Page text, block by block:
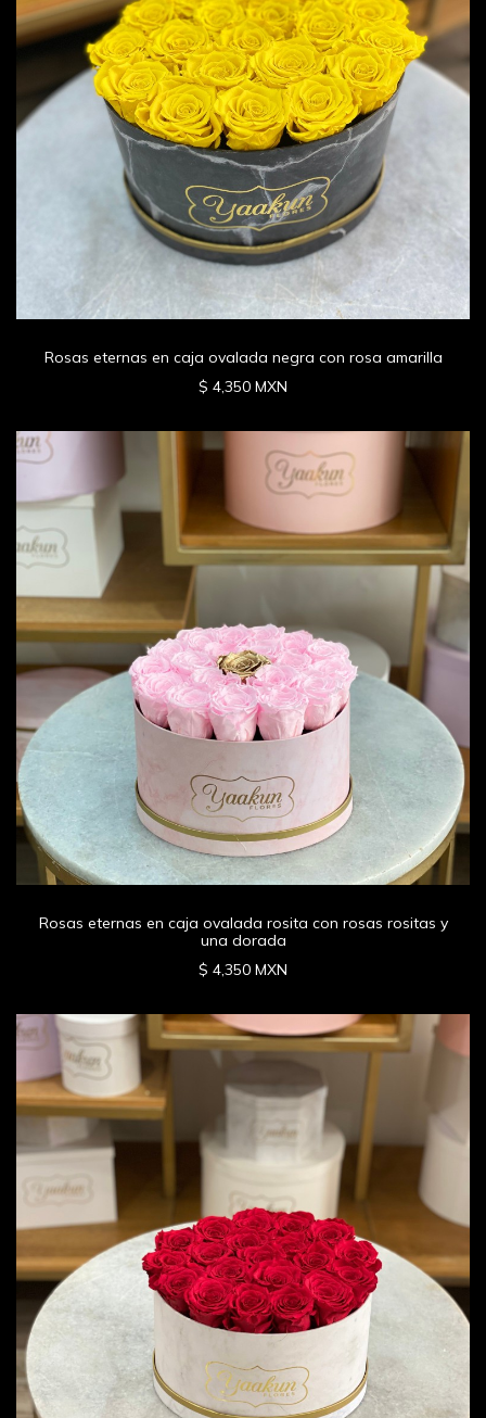
Rosas eternas en caja ovalada negra con rosa amarilla
$ 4,350 MXN
Rosas eternas en caja ovalada rosita con rosas rositas y
una dorada
$ 4,350 MXN